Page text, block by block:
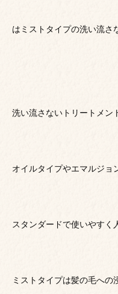
はミストタイプの洗い流さ
洗い流さないトリートメン
オイルタイプやエマルジョ
スタンダードで使いやすく
ミストタイプは髪の毛への